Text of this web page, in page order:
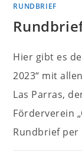
RUNDBRIEF
Hier gibt es
2023“ mit
Las Parras,
Förderverein
Rundbrief per